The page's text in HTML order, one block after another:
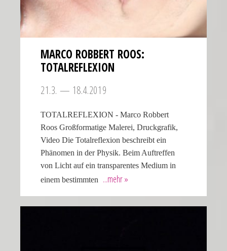
MARCO ROBBERT ROOS:
TOTALREFLEXION
21.3. — 18.4.2019
TOTALREFLEXION - Marco Robbert
Roos Großformatige Malerei, Druckgrafik,
Video Die Totalreflexion beschreibt ein
Phänomen in der Physik. Beim Auftreffen
von Licht auf ein transparentes Medium in
einem bestimmten